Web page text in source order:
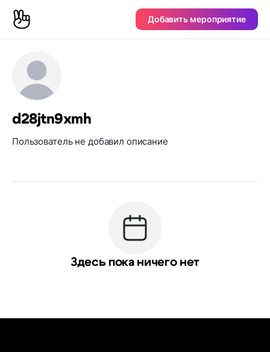
Добавить мероприятие
d28jtn9xmh
Пользователь не добавил описание
Здесь пока ничего нет